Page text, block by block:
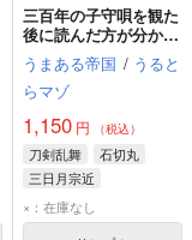
三百年の子守唄を観た
後に読んだ方が分かり
やすい石切丸の本
うまある帝国 / うると
らマゾ
1,150円 （税込）
刀剣乱舞
石切丸
三日月宗近
大倶利伽羅
×：在庫なし